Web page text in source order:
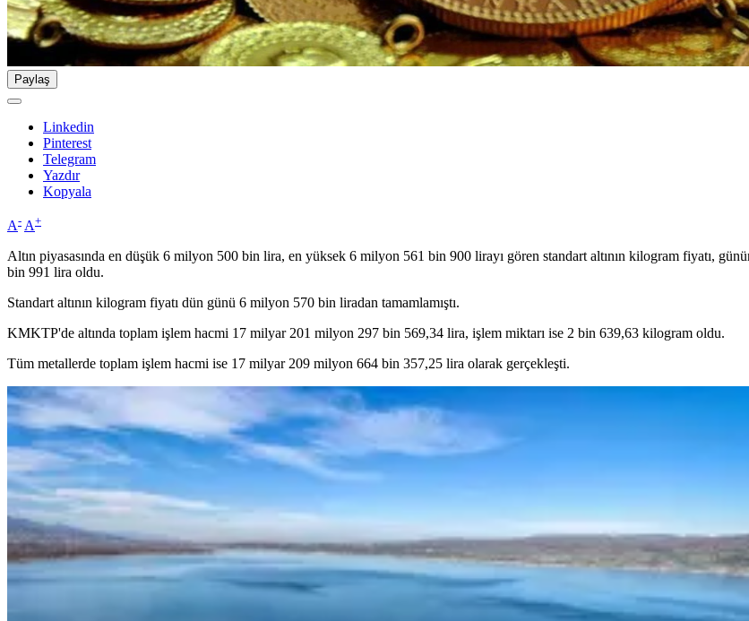
Paylaş
Linkedin
Pinterest
Telegram
Yazdır
Kopyala
A- A+
Altın piyasasında en düşük 6 milyon 500 bin lira, en yüksek 6 milyon 561 bin 900 lirayı gören standart altının kilogram fiyatı,
bin 991 lira oldu.
Standart altının kilogram fiyatı dün günü 6 milyon 570 bin liradan tamamlamıştı.
KMKTP'de altında toplam işlem hacmi 17 milyar 201 milyon 297 bin 569,34 lira, işlem miktarı ise 2 bin 639,63 kilogram oldu.
Tüm metallerde toplam işlem hacmi ise 17 milyar 209 milyon 664 bin 357,25 lira olarak gerçekleşti.